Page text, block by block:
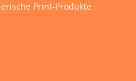
Print-Produkte